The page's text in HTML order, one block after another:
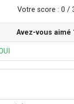
Votre score : 0 /
Avez-vous aimé